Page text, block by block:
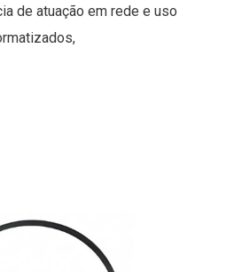
de atuação em rede e uso